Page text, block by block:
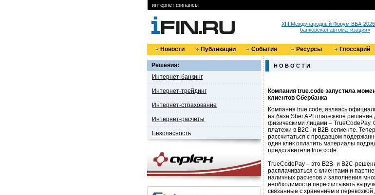
интернет финансы
XIII Международный Форум ВБА-
банковская автоматизация»
Новости Публикации События Ресурсы Глоссарий
Решения:
Интернет-банкинг
Интернет-трейдинг
Интернет-страхование
Интернет-расчеты
Безопасность
Н О В О С Т И
Компания true.code запустила
клиентов Сбербанка
Компания true.code, являясь
на базе Sber API платежное
физическими лицами –
платежи в B2C- и B2B-сегменте.
рассчитаться с продавцом
один клик оплатить материалы
представители true.code.
TrueCodePay – это B2B- и B2C-
расплачиваться с клиентами и
наличных расчетов и заполнения
необходимости пересчитывать
связанные с хранением и